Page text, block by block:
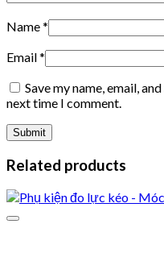
Name*
Email*
Save my name, email,
next time I comment.
Related products